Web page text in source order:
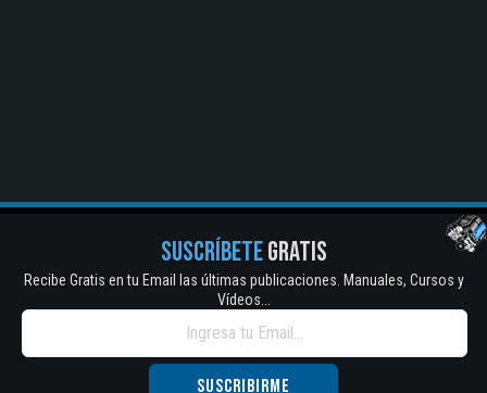
SUSCRÍBETEGRATIS
Recibe Gratis en tu Email las últimas publicaciones. Manuales, Cursos y
Vídeos...